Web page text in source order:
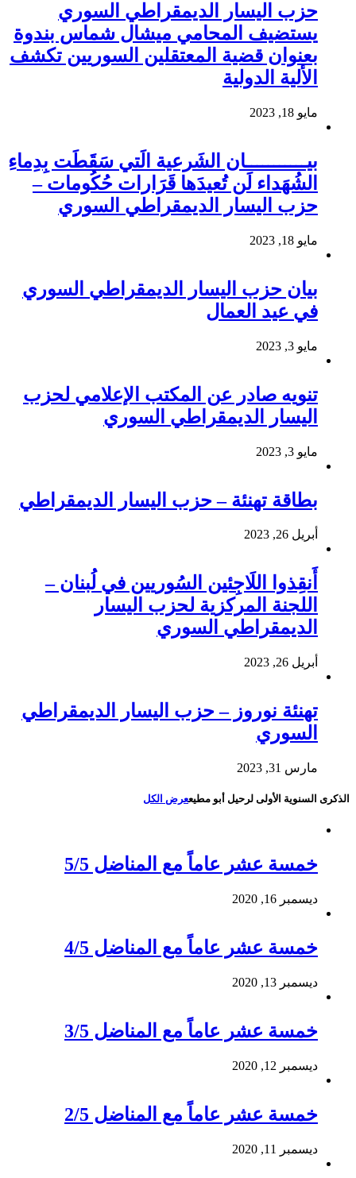
حزب اليسار الديمقراطي السوري
يستضيف المحامي ميشال شماس بندوة
بعنوان قضية المعتقلين السوريين تكشف
الألية الدولية
مايو 18, 2023
بيـــــــــــان الشَرعية الَتي سَقَطَت بِدِماءِ
الشُهَداء لَن تُعيدَها قَرَارات حُكُومات –
حزب اليسار الديمقراطي السوري
مايو 18, 2023
بيان حزب اليسار الديمقراطي السوري
في عيد العمال
مايو 3, 2023
تنويه صادر عن المكتب الإعلامي لحزب
اليسار الديمقراطي السوري
مايو 3, 2023
بطاقة تهنئة – حزب اليسار الديمقراطي
أبريل 26, 2023
أَنقِذوا اللَاجِئين السُوريين في لُبنان –
اللجنة المركزية لحزب اليسار
الديمقراطي السوري
أبريل 26, 2023
تهنئة نوروز – حزب اليسار الديمقراطي
السوري
مارس 31, 2023
الذكرى السنوية الأولى لرحيل أبو مطيععرض الكل
خمسة عشر عاماً مع المناضل 5/5
ديسمبر 16, 2020
خمسة عشر عاماً مع المناضل 4/5
ديسمبر 13, 2020
خمسة عشر عاماً مع المناضل 3/5
ديسمبر 12, 2020
خمسة عشر عاماً مع المناضل 2/5
ديسمبر 11, 2020